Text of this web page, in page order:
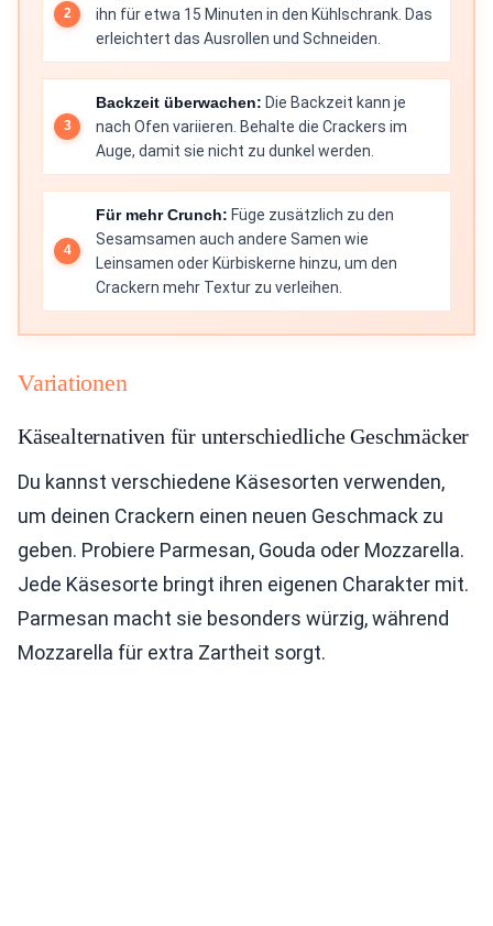
ihn für etwa 15 Minuten in den Kühlschrank. Das
erleichtert das Ausrollen und Schneiden.
Backzeit überwachen: Die Backzeit kann je
nach Ofen variieren. Behalte die Crackers im
Auge, damit sie nicht zu dunkel werden.
Für mehr Crunch: Füge zusätzlich zu den
Sesamsamen auch andere Samen wie
Leinsamen oder Kürbiskerne hinzu, um den
Crackern mehr Textur zu verleihen.
Variationen
Käsealternativen für unterschiedliche Geschmäcker
Du kannst verschiedene Käsesorten verwenden,
um deinen Crackern einen neuen Geschmack zu
geben. Probiere Parmesan, Gouda oder Mozzarella.
Jede Käsesorte bringt ihren eigenen Charakter mit.
Parmesan macht sie besonders würzig, während
Mozzarella für extra Zartheit sorgt.